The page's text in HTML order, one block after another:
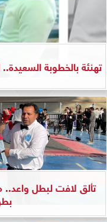
تهنئة بالخطوبة
تألق لافت لبطل